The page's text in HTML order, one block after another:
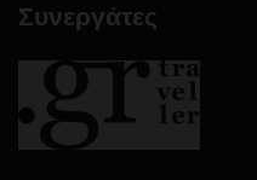
Συνεργάτες